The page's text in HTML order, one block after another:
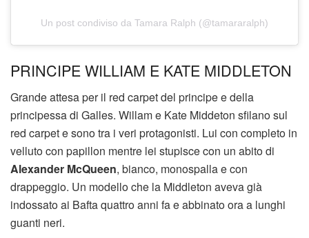
Un post condiviso da Tamara Ralph (@tamararalph)
PRINCIPE WILLIAM E KATE MIDDLETON
Grande attesa per il red carpet del principe e della
principessa di Galles. Willam e Kate Middeton sfilano sul
red carpet e sono tra i veri protagonisti. Lui con completo in
velluto con papillon mentre lei stupisce con un abito di
Alexander McQueen, bianco, monospalla e con
drappeggio. Un modello che la Middleton aveva già
indossato ai Bafta quattro anni fa e abbinato ora a lunghi
guanti neri.